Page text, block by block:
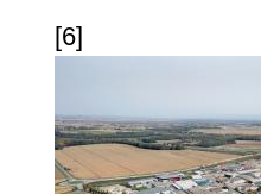
[6]